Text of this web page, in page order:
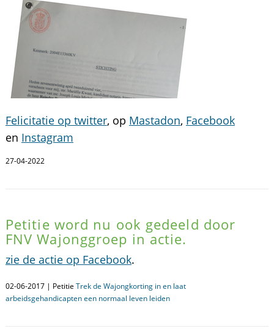
Felicitatie op twitter, op Mastadon, Facebook
en Instagram
27-04-2022
Petitie word nu ook gedeeld door
FNV Wajonggroep in actie.
zie de actie op Facebook.
02-06-2017 | Petitie Trek de Wajongkorting in en laat
arbeidsgehandicapten een normaal leven leiden